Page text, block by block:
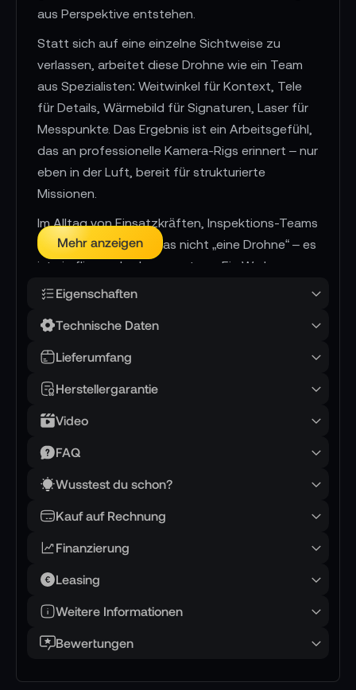
aus Perspektive entstehen.
Statt sich auf eine einzelne Sichtweise zu
verlassen, arbeitet diese Drohne wie ein Team
aus Spezialisten: Weitwinkel für Kontext, Tele
für Details, Wärmebild für Signaturen, Laser für
Messpunkte. Das Ergebnis ist ein Arbeitsgefühl,
das an professionelle Kamera-Rigs erinnert – nur
eben in der Luft, bereit für strukturierte
Missionen.
Im Alltag von Einsatzkräften, Inspektions-Teams
oder Vermessern ist das nicht „eine Drohne“ – es
ist ein fliegendes Lagezentrum. Ein Werkzeug,
das Sicht, Entfernung und Orientierung zu
damit aus Beobachtung schnell Handlung wird.
TONEART AI Division
denkt und nah sieht
Stellen Sie sich eine unübersichtliche Szene vor:
große Flächen, viele bewegte Elemente,
die Matrice 4T ihre Stärke: Sie beginnt mit dem
Gesamtbild, findet die relevanten Punkte und
optisch, nicht physisch.
Die Multisensor-Konfiguration ist dabei das
Mehr anzeigen
Eigenschaften
Technische Daten
Lieferumfang
Herstellergarantie
Video
FAQ
Wusstest du schon?
Kauf auf Rechnung
Finanzierung
Leasing
Weitere Informationen
Bewertungen